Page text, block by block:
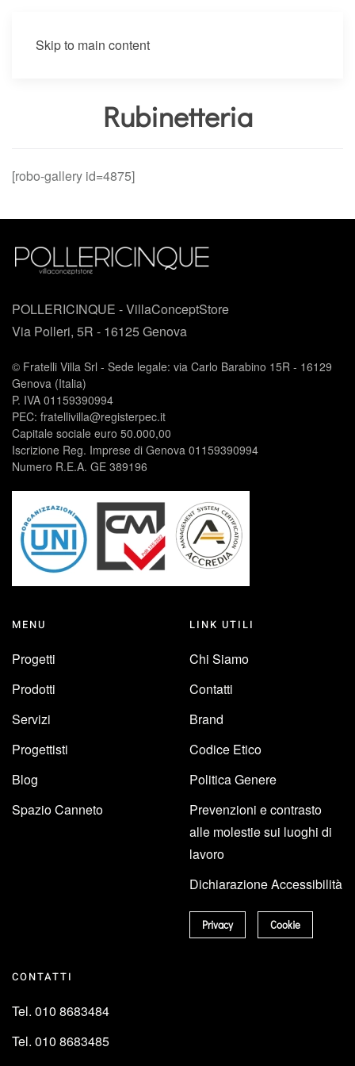
Skip to main content
Rubinetteria
[robo-gallery id=4875]
POLLERICINQUE - VillaConceptStore
Via Polleri, 5R - 16125 Genova
© Fratelli Villa Srl - Sede legale: via Carlo Barabino 15R - 16129
Genova (Italia)
P. IVA 01159390994
PEC: fratellivilla@registerpec.it
Capitale sociale euro 50.000,00
Iscrizione Reg. Imprese di Genova 01159390994
Numero R.E.A. GE 389196
MENU
Progetti
Prodotti
Servizi
Progettisti
Blog
Spazio Canneto
LINK UTILI
Chi Siamo
Contatti
Brand
Codice Etico
Politica Genere
Prevenzioni e contrasto
alle molestie sui luoghi di
lavoro
Dichiarazione Accessibilità
Privacy Cookie
CONTATTI
Tel. 010 8683484
Tel. 010 8683485